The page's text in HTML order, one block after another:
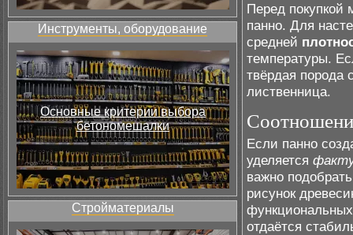
Инструменты, оборудование
Основные критерии выбора
бетономешалки
Стройматериалы
Перед покупкой
панно. Для
средней
температуры.
твёрдая
лиственница.
Если панно
уделяется
важно
рисунок
отдаётся